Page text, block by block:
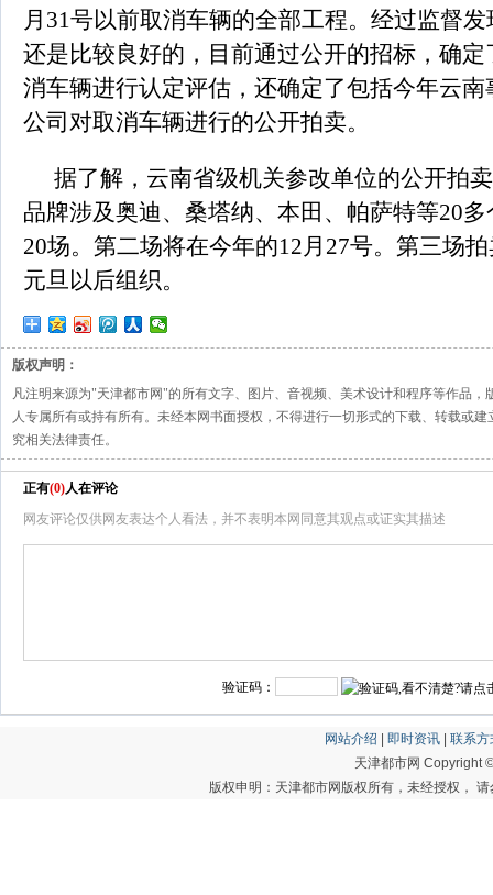
月31号以前取消车辆的全部工程。经过监督
还是比较良好的，目前通过公开的招标，确
消车辆进行认定评估，还确定了包括今年云
公司对取消车辆进行的公开拍卖。
据了解，云南省级机关参改单位的公开拍
品牌涉及奥迪、桑塔纳、本田、帕萨特等20
20场。第二场将在今年的12月27号。第三场
元旦以后组织。
版权声明：
凡注明来源为"天津都市网"的所有文字、图片、音视频、美术设计和程序等作品，
人专属所有或持有所有。未经本网书面授权，不得进行一切形式的下载、转载或
究相关法律责任。
正有(0)人在评论
网友评论仅供网友表达个人看法，并不表明本网同意其观点或证实其描述
验证码：
网站介绍 即时资讯
联系方
天津都市网 Copyright
版权申明：天津都市网版权所有，未经授权，